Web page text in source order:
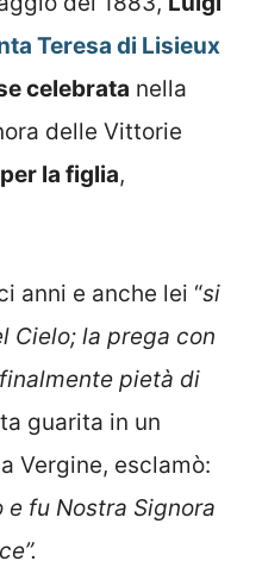
Teresa di Lisieux
celebrata nella
delle Vittorie
la figlia,
anni e anche lei “si
Cielo; la prega con
pietà di
guarita in un
Vergine, esclamò:
fu Nostra Signora